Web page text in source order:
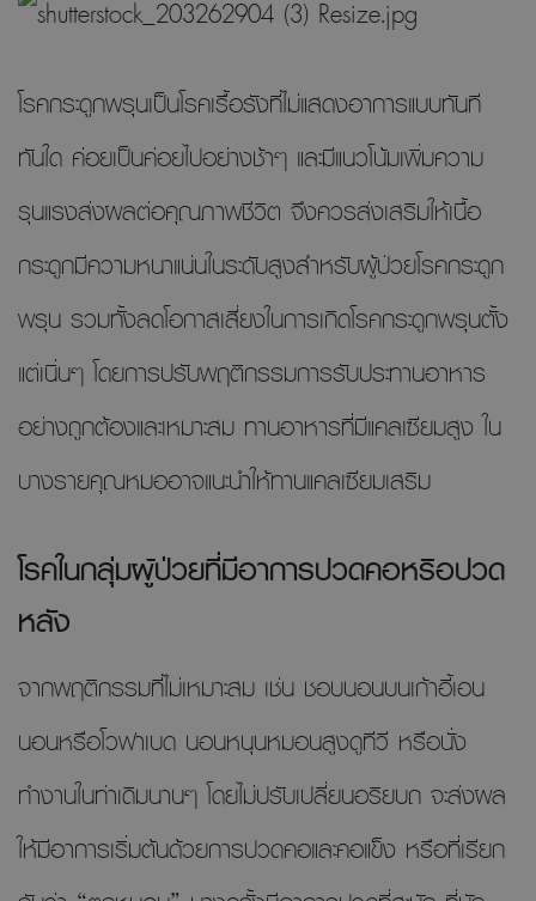
โรคกระดูกพรุนเป็นโรคเรื้อรังที่ไม่แสดงอาการแบบทันที
ทันใด ค่อยเป็นค่อยไปอย่างช้าๆ และมีแนวโน้มเพิ่มความ
รุนแรงส่งผลต่อคุณภาพชีวิต จึงควรส่งเสริมให้เนื้อ
กระดูกมีความหนาแน่นในระดับสูงสำหรับผู้ป่วยโรคกระดูก
พรุน รวมทั้งลดโอกาสเสี่ยงในการเกิดโรคกระดูกพรุนตั้ง
แต่เนิ่นๆ โดยการปรับพฤติกรรมการรับประทานอาหาร
อย่างถูกต้องและเหมาะสม ทานอาหารที่มีแคลเซียมสูง ใน
บางรายคุณหมออาจแนะนำให้ทานแคลเซียมเสริม
โรคในกลุ่มผู้ป่วยที่มีอาการปวดคอหรือปวด
หลัง
จากพฤติกรรมที่ไม่เหมาะสม เช่น ชอบนอนบนเก้าอี้เอน
นอนหรือโวฟาเบด นอนหนุนหมอนสูงดูทีวี หรือนั่ง
ทำงานในท่าเดิมนานๆ โดยไม่ปรับเปลี่ยนอริยบถ จะส่งผล
ให้มีอาการเริ่มต้นด้วยการปวดคอและคอแข็ง หรือที่เรียก